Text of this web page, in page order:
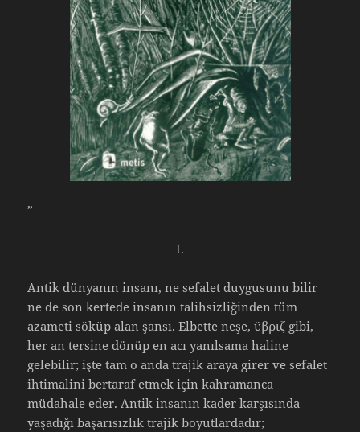
”
I.
Antik dünyanın insanı, ne sefalet duygusunu bilir
ne de son kertede insanın talihsizliğinden tüm
azameti söküp alan şansı. Elbette neşe, ϋβριζ gibi,
her an tersine dönüp en acı yanılsama haline
gelebilir; işte tam o anda trajik araya girer ve sefalet
ihtimalini bertaraf etmek için kahramanca
müdahale eder. Antik insanın kader karşısında
yaşadığı başarısızlık trajik boyutlardadır;